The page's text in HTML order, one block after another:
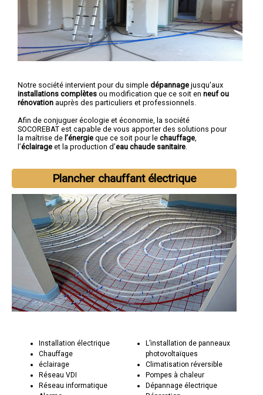
Notre société intervient pour du simple dépannage jusqu'aux
installations complètes ou modification que ce soit en neuf ou
rénovation auprès des particuliers et professionnels.
Afin de conjuguer écologie et économie, la société
SOCOREBAT est capable de vous apporter des solutions pour
la maîtrise de l’énergie que ce soit pour le chauffage
l’éclairage et la production d’eau chaude sanitaire
Plancher chauffant électrique
Installation électrique
Chauffage
éclairage
Réseau VDI
Réseau informatique
L’installation de panneaux
photovoltaïques
Climatisation réversible
Pompes à chaleur
Dépannage électrique